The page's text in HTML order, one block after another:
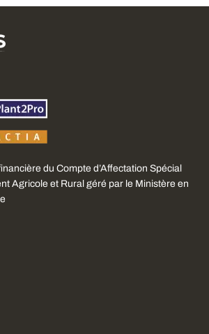
du Compte d’Affectation Spécial
Agricole et Rural géré par le Ministère en